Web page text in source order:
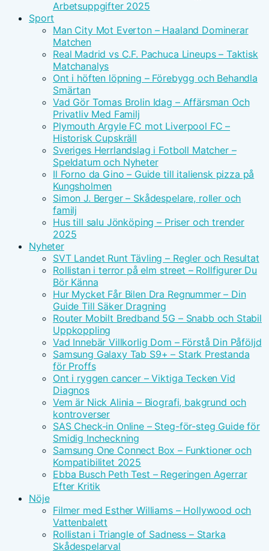
Arbetsuppgifter 2025
Sport
Man City Mot Everton – Haaland Dominerar
Matchen
Real Madrid vs C.F. Pachuca Lineups – Taktisk
Matchanalys
Ont i höften löpning – Förebygg och Behandla
Smärtan
Vad Gör Tomas Brolin Idag – Affärsman Och
Privatliv Med Familj
Plymouth Argyle FC mot Liverpool FC –
Historisk Cupskräll
Sveriges Herrlandslag i Fotboll Matcher –
Speldatum och Nyheter
Il Forno da Gino – Guide till italiensk pizza på
Kungsholmen
Simon J. Berger – Skådespelare, roller och
familj
Hus till salu Jönköping – Priser och trender
2025
Nyheter
SVT Landet Runt Tävling – Regler och Resultat
Rollistan i terror på elm street – Rollfigurer Du
Bör Känna
Hur Mycket Får Bilen Dra Regnummer – Din
Guide Till Säker Dragning
Router Mobilt Bredband 5G – Snabb och Stabil
Uppkoppling
Vad Innebär Villkorlig Dom – Förstå Din Påföljd
Samsung Galaxy Tab S9+ – Stark Prestanda
för Proffs
Ont i ryggen cancer – Viktiga Tecken Vid
Diagnos
Vem är Nick Alinia – Biografi, bakgrund och
kontroverser
SAS Check-in Online – Steg-för-steg Guide för
Smidig Incheckning
Samsung One Connect Box – Funktioner och
Kompatibilitet 2025
Ebba Busch Peth Test – Regeringen Agerrar
Efter Kritik
Nöje
Filmer med Esther Williams – Hollywood och
Vattenbalett
Rollistan i Triangle of Sadness – Starka
Skådespelarval